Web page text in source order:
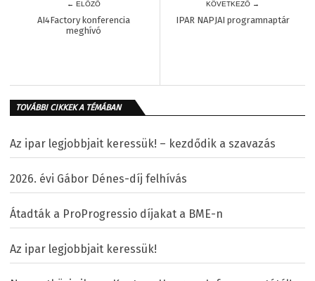
← ELŐZŐ
AI4Factory konferencia
meghívó
KÖVETKEZŐ →
IPAR NAPJAI programnaptár
TOVÁBBI CIKKEK A TÉMÁBAN
Az ipar legjobbjait keressük! – kezdődik a szavazás
2026. évi Gábor Dénes-díj felhívás
Átadták a ProProgressio díjakat a BME-n
Az ipar legjobbjait keressük!